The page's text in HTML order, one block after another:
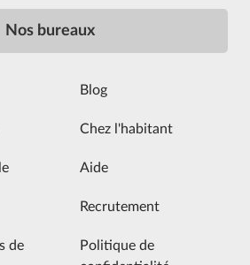
Nos bureaux
Blog
Chez l'habitant
Aide
Recrutement
de
Politique de